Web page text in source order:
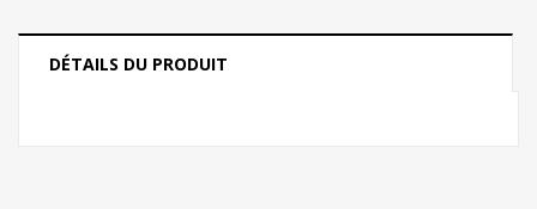
DÉTAILS DU PRODUIT